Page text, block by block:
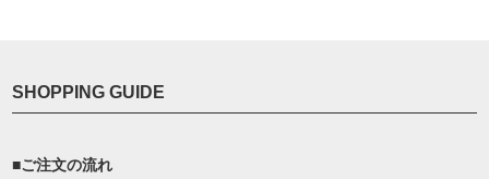
SHOPPING GUIDE
■ご注文の流れ